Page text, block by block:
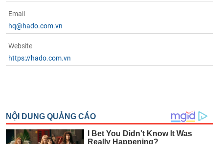
Email
hq@hado.com.vn
Website
https://hado.com.vn